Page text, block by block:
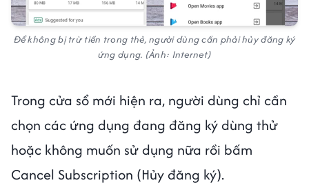
Để không bị trừ tiền trong thẻ, người dùng cần phải hủy đăng ký
ứng dụng. (Ảnh: Internet)
Trong cửa sổ mới hiện ra, người dùng chỉ cần
chọn các ứng dụng đang đăng ký dùng thử
hoặc không muốn sử dụng nữa rồi bấm
Cancel Subscription (Hủy đăng ký).